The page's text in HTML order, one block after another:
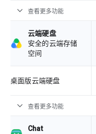
expand_more 查看更多功能
云端硬盘
安全的云端存储
空间
桌面版云端硬盘
expand_more 查看更多功能
Chat